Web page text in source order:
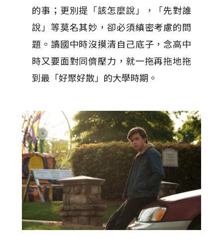
的事；更別提「該怎麼說」，「先對誰
說」等莫名其妙，卻必須縝密考慮的問
題。讀國中時沒摸清自己底子，念高中
時又要面對同儕壓力，就一拖再拖地拖
到最「好聚好散」的大學時期。